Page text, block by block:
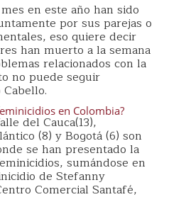
en este año han sido
por sus parejas o
eso quiere decir
han muerto a la semana
relacionados con la
no puede seguir
en Colombia?
del Cauca(13),
(8) y Bogotá (6) son
se han presentado la
sumándose en
de Stefanny
Comercial Santafé,